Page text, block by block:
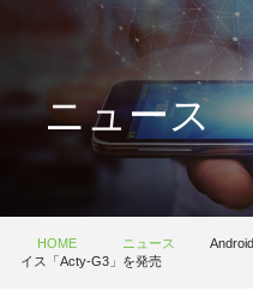
ニュース
HOME ニュース
イス「Acty-G3」を発売